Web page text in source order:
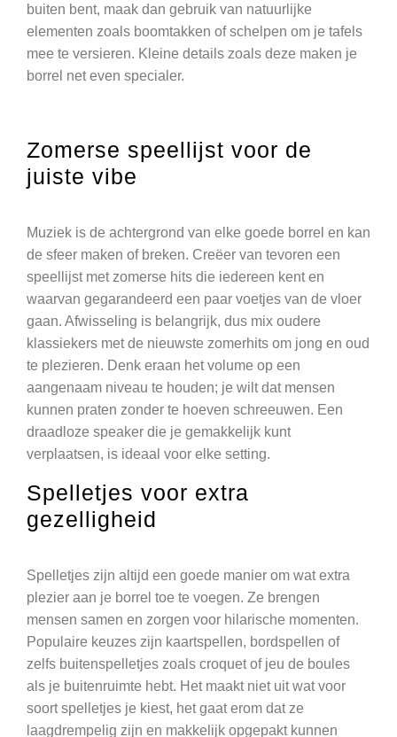
buiten bent, maak dan gebruik van natuurlijke
elementen zoals boomtakken of schelpen om je tafels
mee te versieren. Kleine details zoals deze maken je
borrel net even specialer.
Zomerse speellijst voor de
juiste vibe
Muziek is de achtergrond van elke goede borrel en kan
de sfeer maken of breken. Creëer van tevoren een
speellijst met zomerse hits die iedereen kent en
waarvan gegarandeerd een paar voetjes van de vloer
gaan. Afwisseling is belangrijk, dus mix oudere
klassiekers met de nieuwste zomerhits om jong en oud
te plezieren. Denk eraan het volume op een
aangenaam niveau te houden; je wilt dat mensen
kunnen praten zonder te hoeven schreeuwen. Een
draadloze speaker die je gemakkelijk kunt
verplaatsen, is ideaal voor elke setting.
Spelletjes voor extra
gezelligheid
Spelletjes zijn altijd een goede manier om wat extra
plezier aan je borrel toe te voegen. Ze brengen
mensen samen en zorgen voor hilarische momenten.
Populaire keuzes zijn kaartspellen, bordspellen of
zelfs buitenspelletjes zoals croquet of jeu de boules
als je buitenruimte hebt. Het maakt niet uit wat voor
soort spelletjes je kiest, het gaat erom dat ze
laagdrempelig zijn en makkelijk opgepakt kunnen